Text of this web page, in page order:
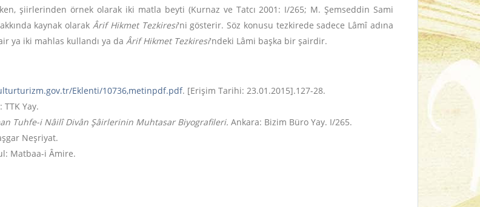
şiirlerinden örnek olarak iki matla beyti (Kurnaz ve Tatcı 2001: I/265; M. Şemseddin Sami
kaynak olarak Ârif Hikmet Tezkiresi'ni gösterir. Söz konusu tezkirede sadece Lâmî adına
ya iki mahlas kullandı ya da Ârif Hikmet Tezkiresi'ndeki Lâmi başka bir şairdir.
Eklenti/10736,metinpdf.pdf. [Erişim Tarihi: 23.01.2015].127-28.
TTK Yay.
Tuhfe-i Nâilî Divân Şâirlerinin Muhtasar Biyografileri. Ankara: Bizim Büro Yay. I/265.
Neşriyat.
Matbaa-i Âmire.